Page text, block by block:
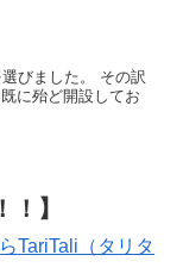
びました。 その訳
に殆ど開設してお
】